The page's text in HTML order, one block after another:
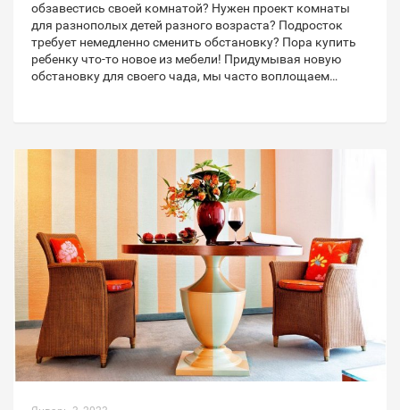
обзавестись своей комнатой? Нужен проект комнаты
для разнополых детей разного возраста? Подросток
требует немедленно сменить обстановку? Пора купить
ребенку что-то новое из мебели! Придумывая новую
обстановку для своего чада, мы часто воплощаем…